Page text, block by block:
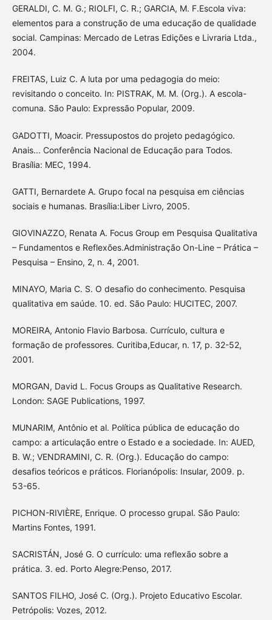
GERALDI, C. M. G.; RIOLFI, C. R.; GARCIA, M. F.Escola viva:
elementos para a construção de uma educação de qualidade
social. Campinas: Mercado de Letras Edições e Livraria Ltda.,
2004.
FREITAS, Luiz C. A luta por uma pedagogia do meio:
revisitando o conceito. In: PISTRAK, M. M. (Org.). A escola-
comuna. São Paulo: Expressão Popular, 2009.
GADOTTI, Moacir. Pressupostos do projeto pedagógico.
Anais... Conferência Nacional de Educação para Todos.
Brasília: MEC, 1994.
GATTI, Bernardete A. Grupo focal na pesquisa em ciências
sociais e humanas. Brasília:Liber Livro, 2005.
GIOVINAZZO, Renata A. Focus Group em Pesquisa Qualitativa
– Fundamentos e Reflexões.Administração On-Line – Prática –
Pesquisa – Ensino, 2, n. 4, 2001.
MINAYO, Maria C. S. O desafio do conhecimento. Pesquisa
qualitativa em saúde. 10. ed. São Paulo: HUCITEC, 2007.
MOREIRA, Antonio Flavio Barbosa. Currículo, cultura e
formação de professores. Curitiba,Educar, n. 17, p. 32-52,
2001.
MORGAN, David L. Focus Groups as Qualitative Research.
London: SAGE Publications, 1997.
MUNARIM, Antônio et al. Política pública de educação do
campo: a articulação entre o Estado e a sociedade. In: AUED,
B. W.; VENDRAMINI, C. R. (Org.). Educação do campo:
desafios teóricos e práticos. Florianópolis: Insular, 2009. p.
53-65.
PICHON-RIVIÈRE, Enrique. O processo grupal. São Paulo:
Martins Fontes, 1991.
SACRISTÁN, José G. O currículo: uma reflexão sobre a
prática. 3. ed. Porto Alegre:Penso, 2017.
SANTOS FILHO, José C. (Org.). Projeto Educativo Escolar.
Petrópolis: Vozes, 2012.